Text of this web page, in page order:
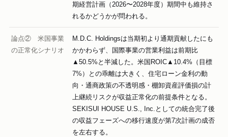
期経営計画（2026〜2028年度）期間中も維持さ
れるかどうかが問われる。
論点② 米国事業
の正常化シナリオ
M.D.C. Holdingsは当期初より通期貢献したにも
かかわらず、国際事業の営業利益は前期比
▲50.5%と半減した。米国ROIC▲10.4%（目標
7%）との乖離は大きく、住宅ローン金利の動
向・通商政策の不透明感・棚卸資産評価損の計
上継続リスクが収益正常化の前提条件となる。
SEKISUI HOUSE U.S., Inc.としての統合完了後
の収益フェーズへの移行速度が第7次計画の成否
を左右する。